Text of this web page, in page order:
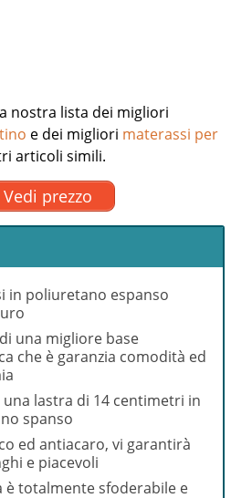
nostra lista dei migliori
e dei migliori materassi per
articoli simili.
Vedi prezzo
in poliuretano espanso
una migliore base
che è garanzia comodità ed
una lastra di 14 centimetri in
spanso
ed antiacaro, vi garantirà
e piacevoli
è totalmente sfoderabile e